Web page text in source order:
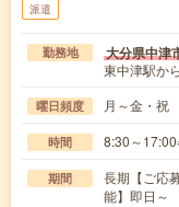
派遣
勤務地 大分県中津
東中津駅か
曜日頻度 月～金・祝
時間 8:30～
期間
長期【ご応
能】即日～